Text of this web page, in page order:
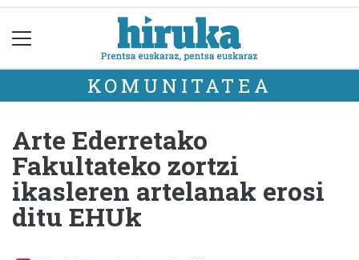
KOMUNITATEA
Arte Ederretako
Fakultateko zortzi
ikasleren artelanak erosi
ditu EHUk